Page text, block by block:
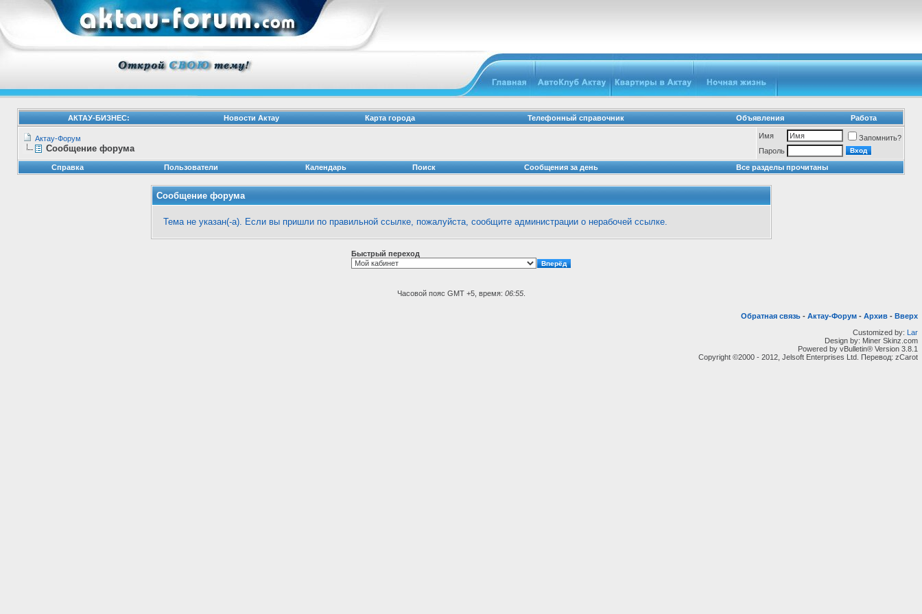
АКТАУ-БИЗНЕС: Новости Актау Карта города Телефонный справочник Объявления Работа
Актау-Форум
Сообщение форума
Имя
Запомнить?
Пароль
Справка
Пользователи Календарь Поиск Сообщения за день Все разделы прочитаны
Сообщение форума
Тема не указан(-а). Если вы пришли по правильной ссылке, пожалуйста, сообщите администрациио нерабочей ссылке.
Быстрый переход
Часовой пояс GMT +5, время: 06:55.
Обратная связь - Актау-Форум - Архив - Вверх
Customized by: Lar
Design by: Miner Skinz.com
Powered by vBulletin® Version 3.8.1
Copyright ©2000 - 2012, Jelsoft Enterprises Ltd. Перевод: zCarot